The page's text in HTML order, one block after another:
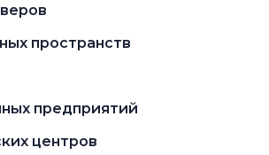
пространств
предприятий
центров